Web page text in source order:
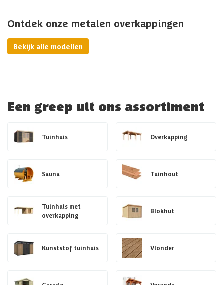
Ontdek onze metalen overkappingen
Bekijk alle modellen
Een greep uit ons assortiment
Tuinhuis Overkapping
Sauna Tuinhout
Tuinhuis met
overkapping
Blokhut
Kunststof tuinhuis Vlonder